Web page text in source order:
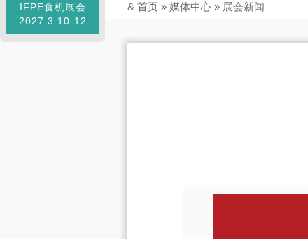
IFPE食机展会
2027.3.10-12
& 首页 » 媒体中心 » 展会新闻